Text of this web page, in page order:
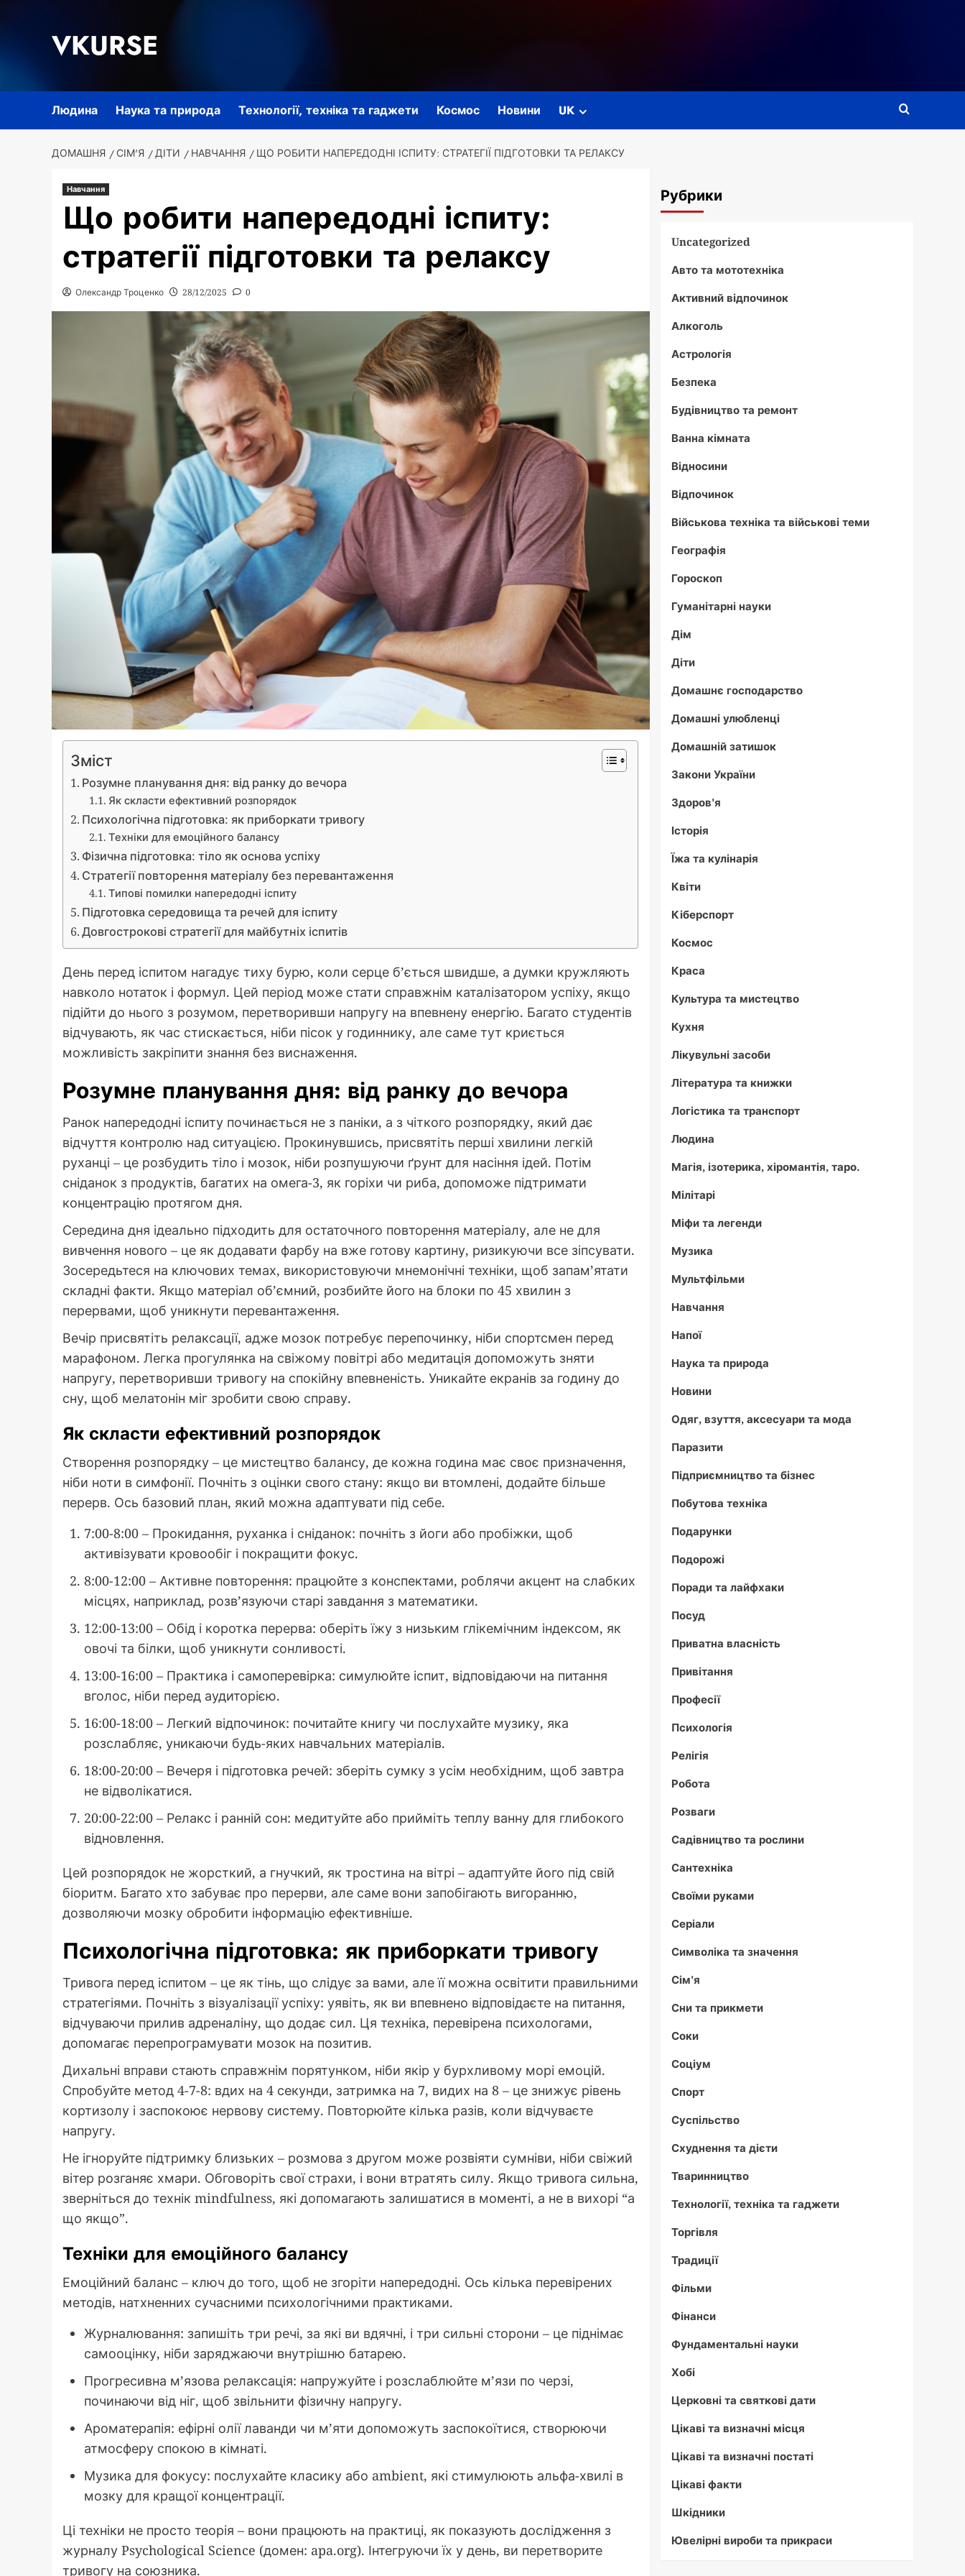
VKURSE
Людина Наука та природа Технології, техніка та гаджети Космос Новини UK
ДОМАШНЯ СІМ'Я ДІТИ НАВЧАННЯ ЩО РОБИТИ НАПЕРЕДОДНІ ІСПИТУ: СТРАТЕГІЇ ПІДГОТОВКИ ТА РЕЛАКСУ
Навчання
Що робити напередодні іспиту:
стратегії підготовки та релаксу
Олександр Троценко 28/12/2025 0
Зміст
Розумне планування дня: від ранку до вечора
Як скласти ефективний розпорядок
Психологічна підготовка: як приборкати тривогу
Техніки для емоційного балансу
Фізична підготовка: тіло як основа успіху
Стратегії повторення матеріалу без перевантаження
Типові помилки напередодні іспиту
Підготовка середовища та речей для іспиту
Довгострокові стратегії для майбутніх іспитів
День перед іспитом нагадує тиху бурю, коли серце б’ється швидше, а думки кружляють
навколо нотаток і формул. Цей період може стати справжнім каталізатором успіху, якщо
підійти до нього з розумом, перетворивши напругу на впевнену енергію. Багато студентів
відчувають, як час стискається, ніби пісок у годиннику, але саме тут криється
можливість закріпити знання без виснаження.
Розумне планування дня: від ранку до вечора
Ранок напередодні іспиту починається не з паніки, а з чіткого розпорядку, який дає
відчуття контролю над ситуацією. Прокинувшись, присвятіть перші хвилини легкій
руханці – це розбудить тіло і мозок, ніби розпушуючи ґрунт для насіння ідей. Потім
сніданок з продуктів, багатих на омега-3, як горіхи чи риба, допоможе підтримати
концентрацію протягом дня.
Середина дня ідеально підходить для остаточного повторення матеріалу, але не для
вивчення нового – це як додавати фарбу на вже готову картину, ризикуючи все зіпсувати.
Зосередьтеся на ключових темах, використовуючи мнемонічні техніки, щоб запам’ятати
складні факти. Якщо матеріал об’ємний, розбийте його на блоки по 45 хвилин з
перервами, щоб уникнути перевантаження.
Вечір присвятіть релаксації, адже мозок потребує перепочинку, ніби спортсмен перед
марафоном. Легка прогулянка на свіжому повітрі або медитація допоможуть зняти
напругу, перетворивши тривогу на спокійну впевненість. Уникайте екранів за годину до
сну, щоб мелатонін міг зробити свою справу.
Як скласти ефективний розпорядок
Створення розпорядку – це мистецтво балансу, де кожна година має своє призначення,
ніби ноти в симфонії. Почніть з оцінки свого стану: якщо ви втомлені, додайте більше
перерв. Ось базовий план, який можна адаптувати під себе.
7:00-8:00 – Прокидання, руханка і сніданок: почніть з йоги або пробіжки, щоб
активізувати кровообіг і покращити фокус.
8:00-12:00 – Активне повторення: працюйте з конспектами, роблячи акцент на слабких
місцях, наприклад, розв’язуючи старі завдання з математики.
12:00-13:00 – Обід і коротка перерва: оберіть їжу з низьким глікемічним індексом, як
овочі та білки, щоб уникнути сонливості.
13:00-16:00 – Практика і самоперевірка: симулюйте іспит, відповідаючи на питання
вголос, ніби перед аудиторією.
16:00-18:00 – Легкий відпочинок: почитайте книгу чи послухайте музику, яка
розслабляє, уникаючи будь-яких навчальних матеріалів.
18:00-20:00 – Вечеря і підготовка речей: зберіть сумку з усім необхідним, щоб завтра
не відволікатися.
20:00-22:00 – Релакс і ранній сон: медитуйте або прийміть теплу ванну для глибокого
відновлення.
Цей розпорядок не жорсткий, а гнучкий, як тростина на вітрі – адаптуйте його під свій
біоритм. Багато хто забуває про перерви, але саме вони запобігають вигоранню,
дозволяючи мозку обробити інформацію ефективніше.
Психологічна підготовка: як приборкати тривогу
Тривога перед іспитом – це як тінь, що слідує за вами, але її можна освітити правильними
стратегіями. Почніть з візуалізації успіху: уявіть, як ви впевнено відповідаєте на питання,
відчуваючи прилив адреналіну, що додає сил. Ця техніка, перевірена психологами,
допомагає перепрограмувати мозок на позитив.
Дихальні вправи стають справжнім порятунком, ніби якір у бурхливому морі емоцій.
Спробуйте метод 4-7-8: вдих на 4 секунди, затримка на 7, видих на 8 – це знижує рівень
кортизолу і заспокоює нервову систему. Повторюйте кілька разів, коли відчуваєте
напругу.
Не ігноруйте підтримку близьких – розмова з другом може розвіяти сумніви, ніби свіжий
вітер розганяє хмари. Обговоріть свої страхи, і вони втратять силу. Якщо тривога сильна,
зверніться до технік mindfulness, які допомагають залишатися в моменті, а не в вихорі “а
що якщо”.
Техніки для емоційного балансу
Емоційний баланс – ключ до того, щоб не згоріти напередодні. Ось кілька перевірених
методів, натхненних сучасними психологічними практиками.
Журналювання: запишіть три речі, за які ви вдячні, і три сильні сторони – це піднімає
самооцінку, ніби заряджаючи внутрішню батарею.
Прогресивна м’язова релаксація: напружуйте і розслаблюйте м’язи по черзі,
починаючи від ніг, щоб звільнити фізичну напругу.
Ароматерапія: ефірні олії лаванди чи м’яти допоможуть заспокоїтися, створюючи
атмосферу спокою в кімнаті.
Музика для фокусу: послухайте класику або ambient, які стимулюють альфа-хвилі в
мозку для кращої концентрації.
Ці техніки не просто теорія – вони працюють на практиці, як показують дослідження з
журналу Psychological Science (домен: apa.org). Інтегруючи їх у день, ви перетворите
тривогу на союзника.
Рубрики
Uncategorized
Авто та мототехніка
Активний відпочинок
Алкоголь
Астрологія
Безпека
Будівництво та ремонт
Ванна кімната
Відносини
Відпочинок
Військова техніка та військові теми
Географія
Гороскоп
Гуманітарні науки
Дім
Діти
Домашнє господарство
Домашні улюбленці
Домашній затишок
Закони України
Здоров'я
Історія
Їжа та кулінарія
Квіти
Кіберспорт
Космос
Краса
Культура та мистецтво
Кухня
Лікувульні засоби
Література та книжки
Логістика та транспорт
Людина
Магія, ізотерика, хіромантія, таро.
Мілітарі
Міфи та легенди
Музика
Мультфільми
Навчання
Напої
Наука та природа
Новини
Одяг, взуття, аксесуари та мода
Паразити
Підприємництво та бізнес
Побутова техніка
Подарунки
Подорожі
Поради та лайфхаки
Посуд
Приватна власність
Привітання
Професії
Психологія
Релігія
Робота
Розваги
Садівництво та рослини
Сантехніка
Своїми руками
Серіали
Символіка та значення
Сім'я
Сни та прикмети
Соки
Соціум
Спорт
Суспільство
Схуднення та дієти
Тваринництво
Технології, техніка та гаджети
Торгівля
Традиції
Фільми
Фінанси
Фундаментальні науки
Хобі
Церковні та святкові дати
Цікаві та визначні місця
Цікаві та визначні постаті
Цікаві факти
Шкідники
Ювелірні вироби та прикраси